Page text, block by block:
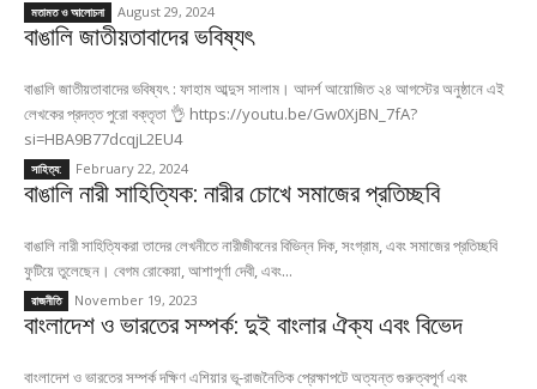
মতামত ও আলোচনা August 29, 2024
বাঙালি জাতীয়তাবাদের ভবিষ্যৎ
বাঙালি জাতীয়তাবাদের ভবিষ্যৎ : ফাহাম আব্দুস সালাম। আদর্শ আয়োজিত ২৪ আগস্টের অনুষ্ঠানে এই
লেখকের প্রদত্ত পুরো বক্তৃতা 👌 https://youtu.be/Gw0XjBN_7fA?
si=HBA9B77dcqjL2EU4
সাহিত্য: February 22, 2024
বাঙালি নারী সাহিত্যিক: নারীর চোখে সমাজের প্রতিচ্ছবি
বাঙালি নারী সাহিত্যিকরা তাদের লেখনীতে নারীজীবনের বিভিন্ন দিক, সংগ্রাম, এবং সমাজের প্রতিচ্ছবি
ফুটিয়ে তুলেছেন। বেগম রোকেয়া, আশাপূর্ণা দেবী, এবং...
রাজনীতি November 19, 2023
বাংলাদেশ ও ভারতের সম্পর্ক: দুই বাংলার ঐক্য এবং বিভেদ
বাংলাদেশ ও ভারতের সম্পর্ক দক্ষিণ এশিয়ার ভূ-রাজনৈতিক প্রেক্ষাপটে অত্যন্ত গুরুত্বপূর্ণ এবং